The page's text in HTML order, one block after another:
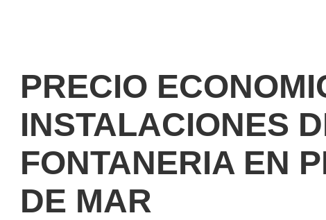
PRECIO
INSTALACIONES
FONTANERIA EN
DE MAR